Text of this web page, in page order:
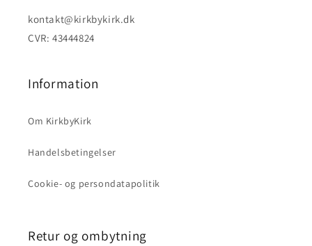
kontakt@kirkbykirk.dk
CVR: 43444824
Information
Om KirkbyKirk
Handelsbetingelser
Cookie- og persondatapolitik
Retur og ombytning